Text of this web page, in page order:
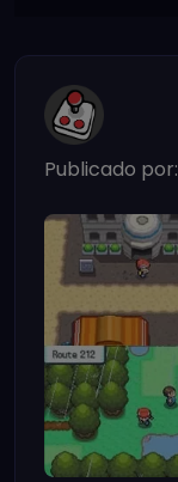
Publicado por: